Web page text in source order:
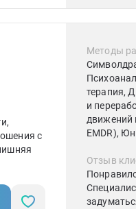
только
эмоции)
с
Методы
терапия,
и
EMDR),
Отзыв